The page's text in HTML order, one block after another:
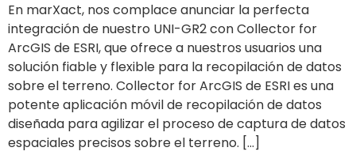
En marXact, nos complace anunciar la perfecta
integración de nuestro UNI-GR2 con Collector for
ArcGIS de ESRI, que ofrece a nuestros usuarios una
solución fiable y flexible para la recopilación de datos
sobre el terreno. Collector for ArcGIS de ESRI es una
potente aplicación móvil de recopilación de datos
diseñada para agilizar el proceso de captura de datos
espaciales precisos sobre el terreno. [...]